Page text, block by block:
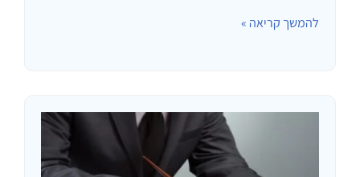
וכו'. ברם, לעתים ישנם נושאים נוספים חשובים מאד שאני…
להמשך קריאה »